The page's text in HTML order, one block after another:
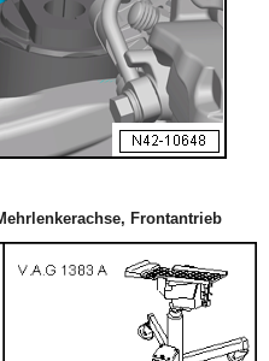
Frontantrieb